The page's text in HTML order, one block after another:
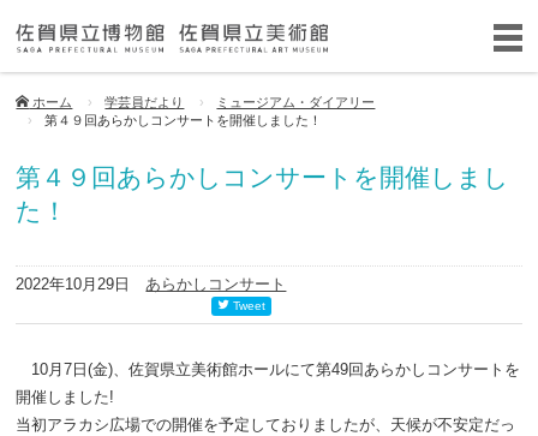
ホーム 学芸員だより
ミュージアム・ダイアリー
第４９回あらかしコンサートを開催しました！
第４９回あらかしコンサートを開催しまし
た！
2022年10月29日あらかしコンサート
Tweet
10月7日(金)、佐賀県立美術館ホールにて第49回あらかしコンサートを
開催しました!
当初アラカシ広場での開催を予定しておりましたが、天候が不安定だっ